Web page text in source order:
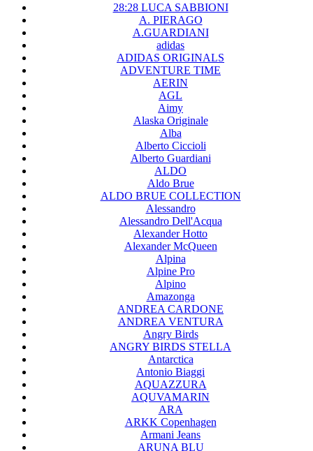
28:28 LUCA SABBIONI
A. PIERAGO
A.GUARDIANI
adidas
ADIDAS ORIGINALS
ADVENTURE TIME
AERIN
AGL
Aimy
Alaska Originale
Alba
Alberto Ciccioli
Alberto Guardiani
ALDO
Aldo Brue
ALDO BRUE COLLECTION
Alessandro
Alessandro Dell'Acqua
Alexander Hotto
Alexander McQueen
Alpina
Alpine Pro
Alpino
Amazonga
ANDREA CARDONE
ANDREA VENTURA
Angry Birds
ANGRY BIRDS STELLA
Antarctica
Antonio Biaggi
AQUAZZURA
AQUVAMARIN
ARA
ARKK Copenhagen
Armani Jeans
ARUNA BLU